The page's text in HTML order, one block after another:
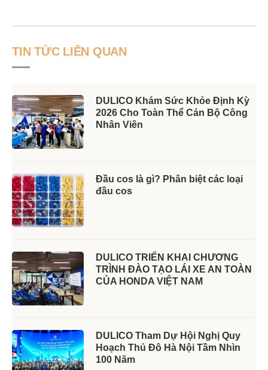
TIN TỨC LIÊN QUAN
DULICO Khám Sức Khỏe Định Kỳ
2026 Cho Toàn Thể Cán Bộ Công
Nhân Viên
Đầu cos là gì? Phân biệt các loại
đầu cos
DULICO TRIỂN KHAI CHƯƠNG
TRÌNH ĐÀO TẠO LÁI XE AN TOÀN
CỦA HONDA VIỆT NAM
DULICO Tham Dự Hội Nghị Quy
Hoạch Thủ Đô Hà Nội Tầm Nhìn
100 Năm